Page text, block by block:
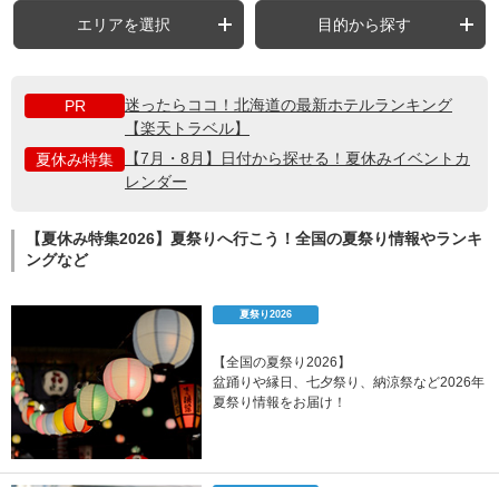
エリアを選択 目的から探す
PR
迷ったらココ！北海道の最新ホテルランキング
【楽天トラベル】
夏休み特集
【7月・8月】日付から探せる！夏休みイベントカ
レンダー
【夏休み特集2026】夏祭りへ行こう！全国の夏祭り情報やランキ
ングなど
夏祭り2026
【全国の夏祭り2026】
盆踊りや縁日、七夕祭り、納涼祭など2026年
夏祭り情報をお届け！